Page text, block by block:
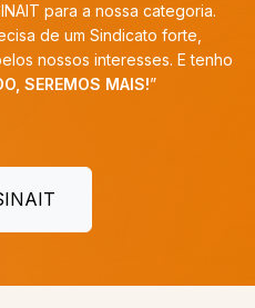
para a nossa categoria.
de um Sindicato forte,
nossos interesses. E tenho
SEREMOS MAIS!”